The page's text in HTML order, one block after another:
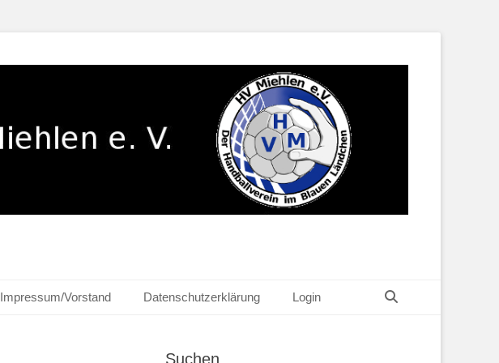
Impressum/Vorstand Datenschutzerklärung Login
Suchen